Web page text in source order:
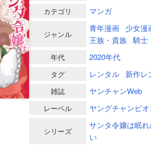
カテゴリ マンガ
ジャンル
青年漫画 少女漫
王族・貴族 騎士
年代 2020年代
タグ レンタル 新作レ
雑誌 ヤンチャンWeb
レーベル ヤングチャンピ
シリーズ
サンタ令嬢は眠
い